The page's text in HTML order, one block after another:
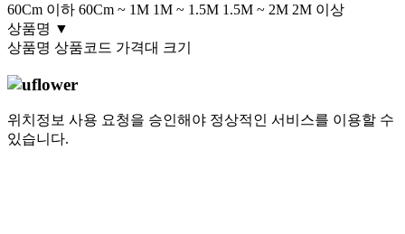
60Cm 이하 60Cm ~ 1M 1M ~ 1.5M 1.5M ~ 2M 2M 이상
상품명 ▼
상품명 상품코드 가격대 크기
위치정보 사용 요청을 승인해야 정상적인 서비스를 이용할 수
있습니다.